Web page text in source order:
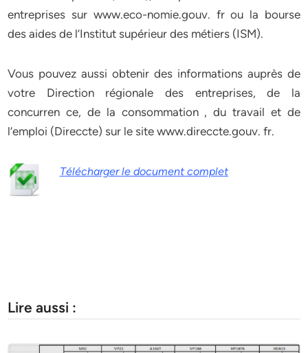
entreprises sur www.eco-nomie.gouv. fr ou la bourse
des aides de l’Institut supérieur des métiers (ISM).
Vous pouvez aussi obtenir des informations auprès de
votre Direction régionale des entreprises, de la
concurren ce, de la consommation , du travail et de
l’emploi (Direccte) sur le site www.direccte.gouv. fr.
Télécharger le document complet
Lire aussi :